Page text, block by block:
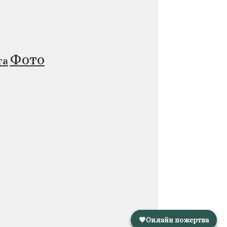
💗Онлайн пожертва
Фото